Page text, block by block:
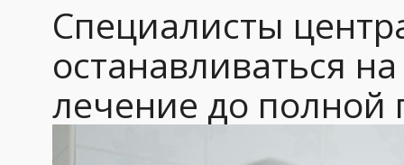
Специалисты
останавливаться
лечение до полной